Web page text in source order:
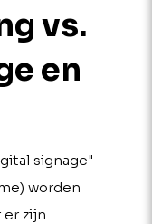
vs.
en
signage"
worden
er zijn